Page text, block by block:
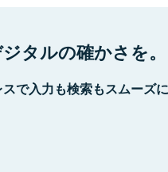
タルの確かさを。
で入力も検索もスムーズ